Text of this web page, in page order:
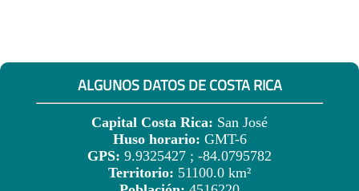
ALGUNOS DATOS DE COSTA RICA
Capital Costa Rica: San José
Huso horario: GMT-6
GPS: 9.9325427 ; -84.0795782
Territorio: 51100.0 km²